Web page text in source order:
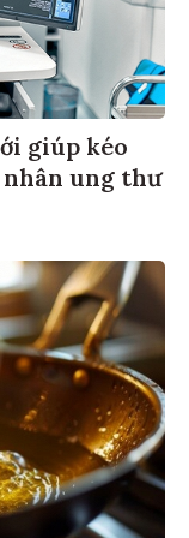
giúp kéo
ung thư